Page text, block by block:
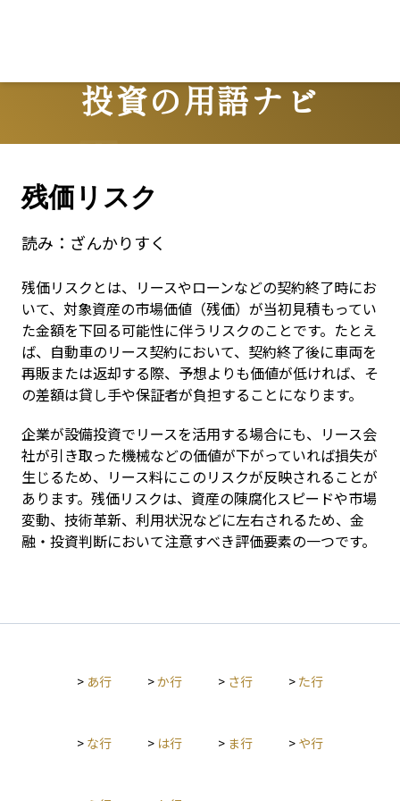
投資の用語ナビ
Terms
残価リスク
読み： ざんかりすく
残価リスクとは、リースやローンなどの契約終了時にお
いて、対象資産の市場価値（残価）が当初見積もってい
た金額を下回る可能性に伴うリスクのことです。たとえ
ば、自動車のリース契約において、契約終了後に車両を
再販または返却する際、予想よりも価値が低ければ、そ
の差額は貸し手や保証者が負担することになります。
企業が設備投資でリースを活用する場合にも、リース会
社が引き取った機械などの価値が下がっていれば損失が
生じるため、リース料にこのリスクが反映されることが
あります。残価リスクは、資産の陳腐化スピードや市場
変動、技術革新、利用状況などに左右されるため、金
融・投資判断において注意すべき評価要素の一つです。
> あ行 >か行 > さ行 > た行
> な行 > は行 > ま行 > や行